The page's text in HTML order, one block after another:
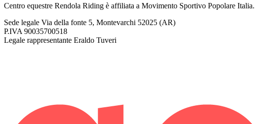
Centro equestre Rendola Riding è affiliata a Movimento Sportivo Popolare Italia.
Sede legale Via della fonte 5, Montevarchi 52025 (AR)
P.IVA 90035700518
Legale rappresentante Eraldo Tuveri